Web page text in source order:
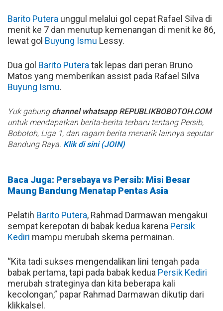
Barito Putera unggul melalui gol cepat Rafael Silva di
menit ke 7 dan menutup kemenangan di menit ke 86,
lewat gol Buyung Ismu Lessy.
Dua gol Barito Putera tak lepas dari peran Bruno
Matos yang memberikan assist pada Rafael Silva
Buyung Ismu.
Yuk gabung channel whatsapp REPUBLIKBOBOTOH.COM
untuk mendapatkan berita-berita terbaru tentang Persib,
Bobotoh, Liga 1, dan ragam berita menarik lainnya seputar
Bandung Raya. Klik di sini (JOIN)
Baca Juga: Persebaya vs Persib: Misi Besar
Maung Bandung Menatap Pentas Asia
Pelatih Barito Putera, Rahmad Darmawan mengakui
sempat kerepotan di babak kedua karena Persik
Kediri mampu merubah skema permainan.
“Kita tadi sukses mengendalikan lini tengah pada
babak pertama, tapi pada babak kedua Persik Kediri
merubah strateginya dan kita beberapa kali
kecolongan,” papar Rahmad Darmawan dikutip dari
klikkalsel.